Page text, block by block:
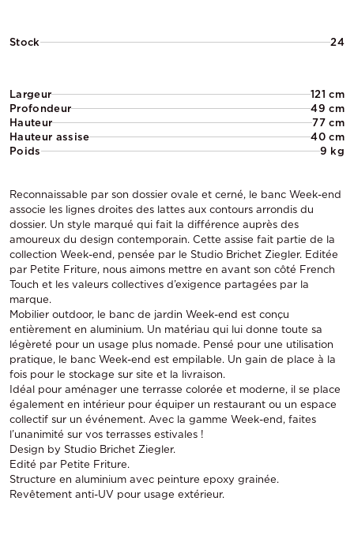
Stock 24
Largeur
121 cm
Profondeur
49 cm
Hauteur
77 cm
Hauteur assise
40 cm
Poids
9 kg
Reconnaissable par son dossier ovale et cerné, le banc Week-end
associe les lignes droites des lattes aux contours arrondis du
dossier. Un style marqué qui fait la différence auprès des
amoureux du design contemporain. Cette assise fait partie de la
collection Week-end, pensée par le Studio Brichet Ziegler. Editée
par Petite Friture, nous aimons mettre en avant son côté French
Touch et les valeurs collectives d’exigence partagées par la
marque.
Mobilier outdoor, le banc de jardin Week-end est conçu
entièrement en aluminium. Un matériau qui lui donne toute sa
légèreté pour un usage plus nomade. Pensé pour une utilisation
pratique, le banc Week-end est empilable. Un gain de place à la
fois pour le stockage sur site et la livraison.
Idéal pour aménager une terrasse colorée et moderne, il se place
également en intérieur pour équiper un restaurant ou un espace
collectif sur un événement. Avec la gamme Week-end, faites
l’unanimité sur vos terrasses estivales !
Design by Studio Brichet Ziegler.
Edité par Petite Friture.
Structure en aluminium avec peinture epoxy grainée.
Revêtement anti-UV pour usage extérieur.